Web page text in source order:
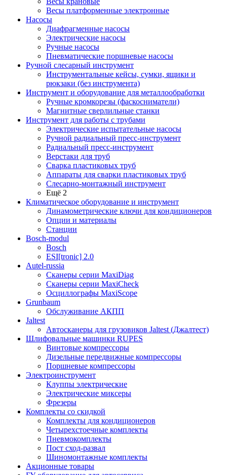
Весы платформенные электронные
Насосы
Диафрагменные насосы
Электрические насосы
Ручные насосы
Пневматические поршневые насосы
Ручной слесарный инструмент
Инструментальные кейсы, сумки, ящики и
рюкзаки (без инструмента)
Инструмент и оборудование для металлообработки
Ручные кромкорезы (фаскосниматели)
Магнитные сверлильные станки
Инструмент для работы с трубами
Электрические испытательные насосы
Ручной радиальный пресс-инструмент
Радиальный пресс-инструмент
Верстаки для труб
Сварка пластиковых труб
Аппараты для сварки пластиковых труб
Слесарно-монтажный инструмент
Ещё 2
Климатическое оборудование и инструмент
Динамометрические ключи для кондиционеров
Опции и материалы
Станции
Bosch-modul
Bosch
ESI[tronic] 2.0
Autel-russia
Сканеры серии MaxiDiag
Сканеры серии MaxiCheck
Осциллографы MaxiScope
Grunbaum
Обслуживание АКПП
Jaltest
Автосканеры для грузовиков Jaltest (Джалтест)
Шлифовальные машинки RUPES
Винтовые компрессоры
Дизельные передвижные компрессоры
Поршневые компрессоры
Электроинструмент
Клуппы электрические
Электрические миксеры
Фрезеры
Комплекты со скидкой
Комплекты для кондиционеров
Четырехстоечные комплекты
Пневмокомплекты
Пост сход-развал
Шиномонтажные комплекты
Акционные товары